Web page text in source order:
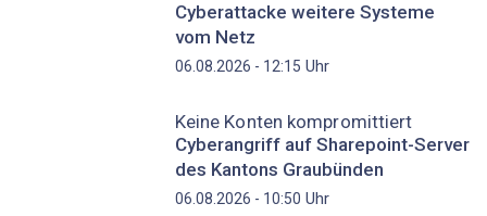
Cyberattacke weitere Systeme
vom Netz
06.08.2026 - 12:15 Uhr
Keine Konten kompromittiert
Cyberangriff auf Sharepoint-Server
des Kantons Graubünden
06.08.2026 - 10:50 Uhr